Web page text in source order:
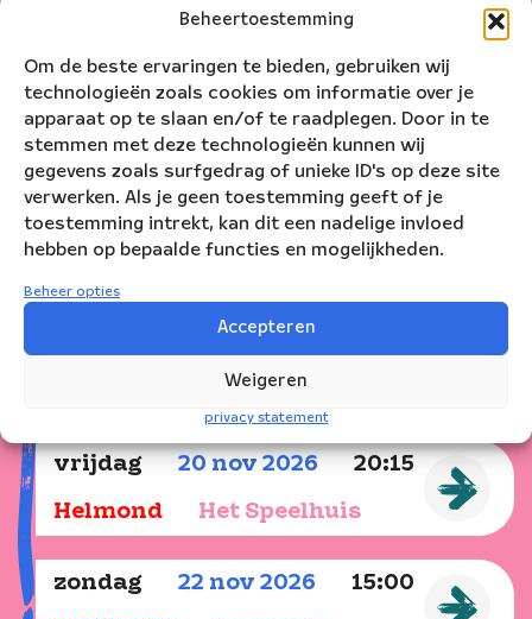
Beheertoestemming
Om de beste ervaringen te bieden, gebruiken wij
technologieën zoals cookies om informatie over je
apparaat op te slaan en/of te raadplegen. Door in te
stemmen met deze technologieën kunnen wij
gegevens zoals surfgedrag of unieke ID's op deze site
verwerken. Als je geen toestemming geeft of je
toestemming intrekt, kan dit een nadelige invloed
hebben op bepaalde functies en mogelijkheden.
Beheer opties
Accepteren
Weigeren
privacy statement
Speeldata
zaterdag nov 2026 20:00
Tilburg Concertzaal Tilburg
woensdag 18nov2026 20:15
PHIL
vrijdag 20 nov 2026 20:15
Helmond Het Speelhuis
zondag 22 nov 2026 15:00